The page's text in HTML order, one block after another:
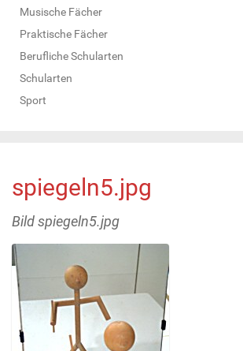
Musische Fächer
Praktische Fächer
Berufliche Schularten
Schularten
Sport
spiegeln5.jpg
Bild spiegeln5.jpg